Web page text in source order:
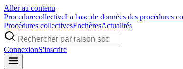
Aller au contenu
ProcedurecollectiveLa base de données des procédures
Procédures collectivesEnchèresActualités
ConnexionS'inscrire